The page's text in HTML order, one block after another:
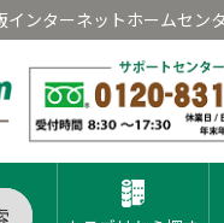
ンターネットホームセン